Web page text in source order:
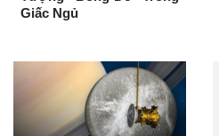
Giấc Ngủ